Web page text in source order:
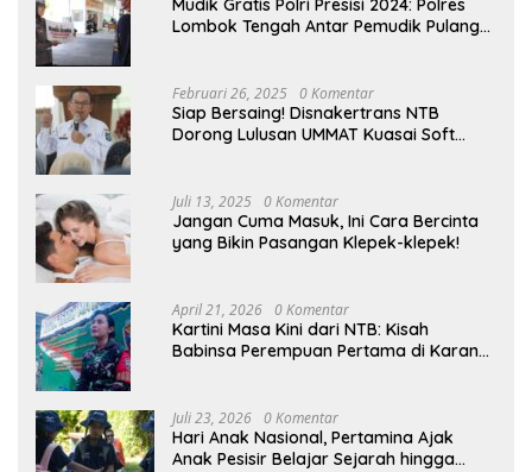
Mudik Gratis Polri Presisi 2024: Polres
Lombok Tengah Antar Pemudik Pulang
Februari 26, 2025 0 Komentar
Siap Bersaing! Disnakertrans NTB
Dorong Lulusan UMMAT Kuasai Soft
Juli 13, 2025 0 Komentar
Jangan Cuma Masuk, Ini Cara Bercinta
yang Bikin Pasangan Klepek-klepek!
April 21, 2026 0 Komentar
Kartini Masa Kini dari NTB: Kisah
Babinsa Perempuan Pertama di Karang
Juli 23, 2026 0 Komentar
Hari Anak Nasional, Pertamina Ajak
Anak Pesisir Belajar Sejarah hingga